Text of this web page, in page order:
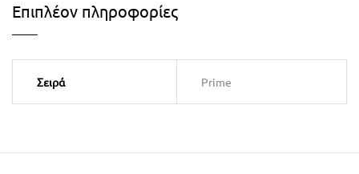
Επιπλέον πληροφορίες
Σειρά Prime